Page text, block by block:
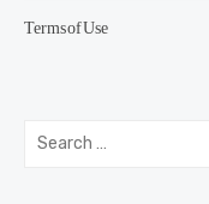
Terms of Use
Search
for: